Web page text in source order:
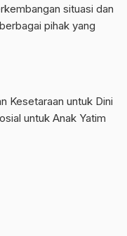
situasi dan
pihak yang
Kesetaraan untuk Dini
untuk Anak Yatim